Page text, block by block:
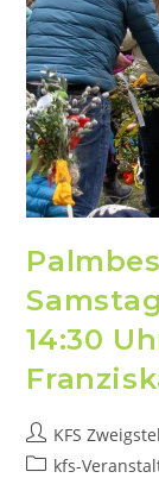
14:30
KFS
kfs-